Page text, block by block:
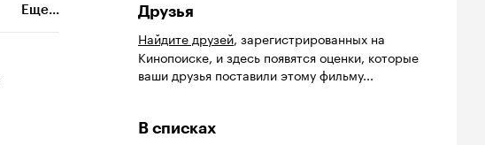
Еще...
Друзья
Найдите друзей, зарегистрированных на
Кинопоиске, и здесь появятся оценки, которые
ваши друзья поставили этому фильму...
В списках